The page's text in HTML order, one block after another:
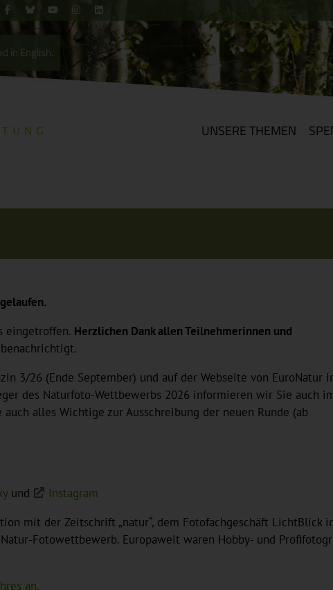
in English.
UNSERE THEMEN
eingetroffen. Herzlichen Dank allen Teilnehmerinnen und
3/26 (Ende September) und auf der Webseite von EuroNatur
des Naturfoto-Wettbewerbs 2026 informieren wir Sie auch
alles Wichtige zur Ausschreibung der neuen Runde (ab
und
Instagram
mit der Zeitschrift „natur“, dem Fotofachgeschäft LichtBlick
Fotowettbewerb. Europaweit waren Hobby- und
an.